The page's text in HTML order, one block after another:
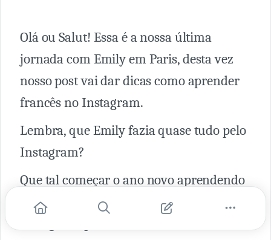
Olá ou Salut! Essa é a nossa última
jornada com Emily em Paris, desta vez
nosso post vai dar dicas como aprender
francês no Instagram.
Lembra, que Emily fazia quase tudo pelo
Instagram?
Que tal começar o ano novo aprendendo
um novo idioma? Selecionei 10